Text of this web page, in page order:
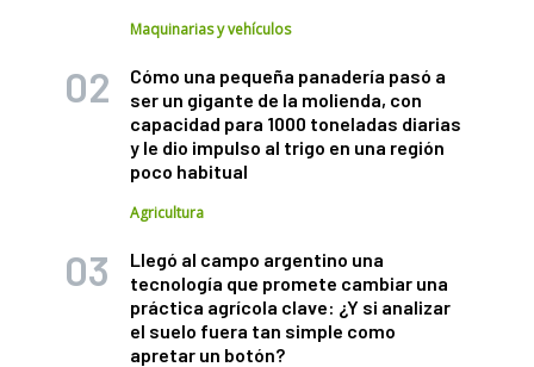
Maquinarias y vehículos
Cómo una pequeña panadería pasó a
ser un gigante de la molienda, con
capacidad para 1000 toneladas diarias
y le dio impulso al trigo en una región
poco habitual
Agricultura
Llegó al campo argentino una
tecnología que promete cambiar una
práctica agrícola clave: ¿Y si analizar
el suelo fuera tan simple como
apretar un botón?